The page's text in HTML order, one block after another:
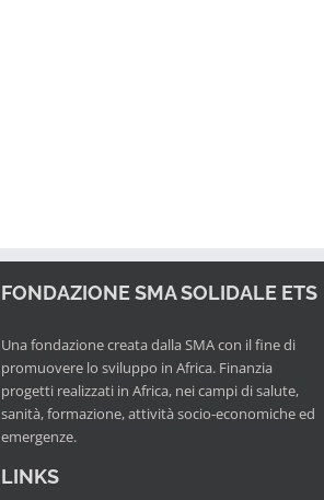
FONDAZIONE SMA SOLIDALE ETS
Una fondazione creata dalla SMA con il fine di
promuovere lo sviluppo in Africa. Finanzia
progetti realizzati in Africa, nei campi di salute,
sanità, formazione, attività socio-economiche ed
emergenze.
LINKS